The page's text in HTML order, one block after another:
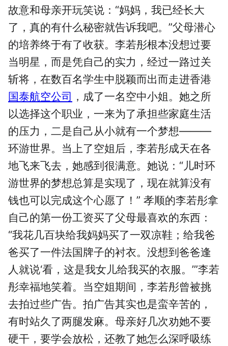
故意和母亲开玩笑说：“妈妈，我已经长大
了，真的有什么秘密就告诉我吧。”父母潜心
的培养终于有了收获。李若彤根本没想过要
当明星，而是凭自己的实力，经过一路过关
斩将，在数百名学生中脱颖而出而走进香港
国泰航空公司 ，成了一名空中小姐。她之所
以选择这个职业，一来为了承担些家庭生活
的压力，二是自己从小就有一个梦想———
环游世界。当上了空姐后，李若彤成天在各
地飞来飞去，她感到很满意。她说：“儿时环
游世界的梦想总算是实现了，现在就算没有
钱也可以完成这个心愿了！” 孝顺的李若彤拿
自己的第一份工资买了父母最喜欢的东西：
“我花几百块给我妈妈买了一双凉鞋；给我爸
爸买了一件法国牌子的衬衣。没想到爸爸逢
人就说‘看，这是我女儿给我买的衣服。’”李若
彤幸福地笑着。当空姐期间，李若彤曾被挑
去拍过些广告。拍广告其实也是蛮辛苦的，
有时站久了两腿发麻。母亲好几次劝她不要
硬干，要学会放松，还教了她怎么深呼吸练